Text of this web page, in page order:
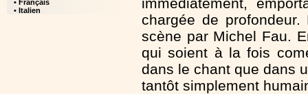
• Français
• Italien
chargée de
scène par Michel Fau.
qui soient à la fois
dans le chant que dans
tantôt simplement